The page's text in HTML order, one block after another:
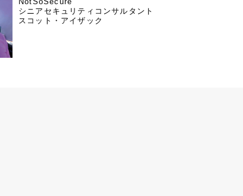
シニアセキュリティコンサルタント
スコット・アイザック